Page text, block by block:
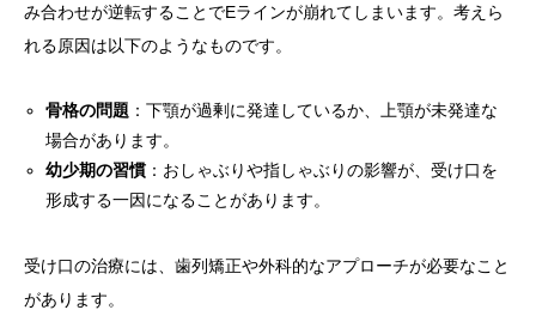
み合わせが逆転することでEラインが崩れてしまいます。考えら
れる原因は以下のようなものです。
骨格の問題 ：下顎が過剰に発達しているか、上顎が未発達な
場合があります。
幼少期の習慣 ：おしゃぶりや指しゃぶりの影響が、受け口を
形成する一因になることがあります。
受け口の治療には、歯列矯正や外科的なアプローチが必要なこと
があります。